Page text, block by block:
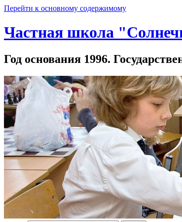
Перейти к основному содержимому
Частная школа
Год основания 1996.